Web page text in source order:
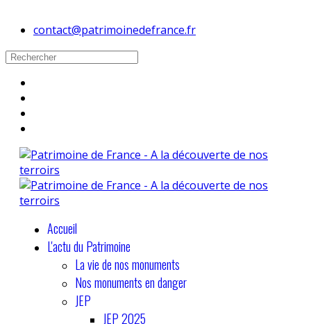
contact@patrimoinedefrance.fr
Accueil
L'actu du Patrimoine
La vie de nos monuments
Nos monuments en danger
JEP
JEP 2025